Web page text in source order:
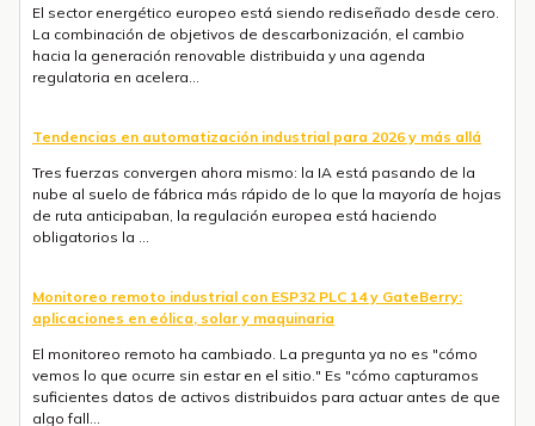
El sector energético europeo está siendo rediseñado desde cero.
La combinación de objetivos de descarbonización, el cambio
hacia la generación renovable distribuida y una agenda
regulatoria en acelera...
Tendencias en automatización industrial para 2026 y más allá
Tres fuerzas convergen ahora mismo: la IA está pasando de la
nube al suelo de fábrica más rápido de lo que la mayoría de hojas
de ruta anticipaban, la regulación europea está haciendo
obligatorios la ...
Monitoreo remoto industrial con ESP32 PLC 14 y GateBerry:
aplicaciones en eólica, solar y maquinaria
El monitoreo remoto ha cambiado. La pregunta ya no es "cómo
vemos lo que ocurre sin estar en el sitio." Es "cómo capturamos
suficientes datos de activos distribuidos para actuar antes de que
algo fall...